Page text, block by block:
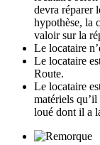
devra réparer
hypothèse, la
valoir sur la
Le locataire
Le locataire
Route.
Le locataire
matériels
loué dont il a